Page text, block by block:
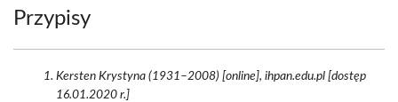
Przypisy
Kersten Krystyna (1931–2008) [online], ihpan.edu.pl [dostęp
16.01.2020 r.]